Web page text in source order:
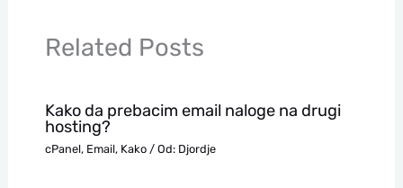
Related Posts
Kako da prebacim email naloge na drugi
hosting?
cPanel, Email, Kako/ Od: Djordje